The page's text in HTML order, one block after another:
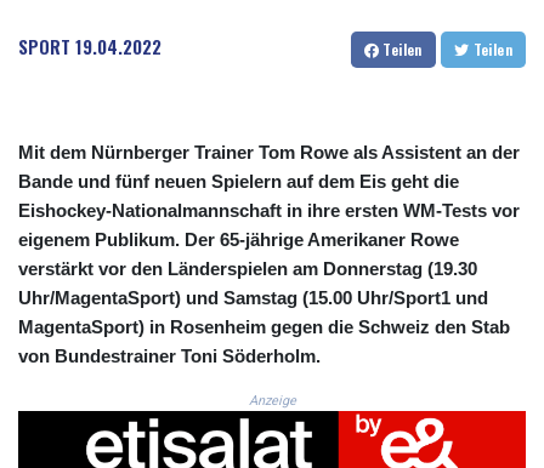
CUC 1.152379
CUP 30.538041
DKK 7.475499
DOP 67.275332
DZD 153.346558
EGP 57.370946
ERN 17.285684
ETB 186.347968
FJD 2.551309
FKP 0.856496
GEL 3.013436
GGP 0.856496
GHS 13.570757
SPORT 19.04.2022 Teilen Teilen
Mit dem Nürnberger Trainer Tom Rowe als Assistent an der
Bande und fünf neuen Spielern auf dem Eis geht die
Eishockey-Nationalmannschaft in ihre ersten WM-Tests vor
eigenem Publikum. Der 65-jährige Amerikaner Rowe
verstärkt vor den Länderspielen am Donnerstag (19.30
Uhr/MagentaSport) und Samstag (15.00 Uhr/Sport1 und
MagentaSport) in Rosenheim gegen die Schweiz den Stab
von Bundestrainer Toni Söderholm.
Anzeige